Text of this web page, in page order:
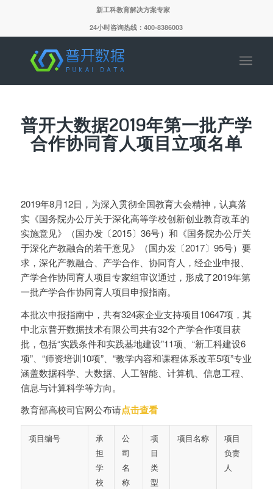
新工科教育解决方案专家
24小时咨询热线：400-8386003
普开大数据2019年第一批产学
合作协同育人项目立项名单
2019年8月12日，为深入贯彻全国教育大会精神，认真落
实《国务院办公厅关于深化高等学校创新创业教育改革的
实施意见》（国办发〔2015〕36号）和《国务院办公厅关
于深化产教融合的若干意见》（国办发〔2017〕95号）要
求，深化产教融合、产学合作、协同育人，经企业申报、
产学合作协同育人项目专家组审议通过，形成了2019年第
一批产学合作协同育人项目申报指南。
本批次申报指南中，共有324家企业支持项目10647项，其
中北京普开数据技术有限公司共有32个产学合作项目获
批，包括“实践条件和实践基地建设”11项、“新工科建设6
项”、“师资培训10项”、“教学内容和课程体系改革5项”专业
涵盖数据科学、大数据、人工智能、计算机、信息工程、
信息与计算科学等方向。
教育部高校司官网公布请点击查看
项目编号
承
担
学
校
公
司
名
称
项
目
类
型
项目名称
项目
负责
人